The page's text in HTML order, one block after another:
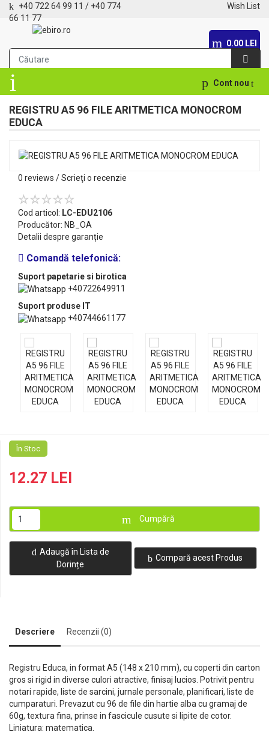
+40 722 64 99 11 / +40 774
66 11 77
Wish List
0.00 LEI
Cont nou
REGISTRU A5 96 FILE ARITMETICA MONOCROM
EDUCA
0 reviews /Scrieţi o recenzie
Cod articol: LC-EDU2106
Producător: NB_OA
Detalii despre garanție
Comandă telefonică:
Suport papetarie si birotica
+40722649911
Suport produse IT
+40744661177
În Stoc
12.27 LEI
Cumpără
Adaugă în Lista de
Dorințe
Compară acest Produs
Descriere Recenzii (0)
Registru Educa, in format A5 (148 x 210 mm), cu coperti din carton
gros si rigid in diverse culori atractive, finisaj lucios. Potrivit pentru
notari rapide, liste de sarcini, jurnale personale, planificari, liste de
cumparaturi. Prevazut cu 96 de file din hartie alba cu gramaj de
60g, textura fina, prinse in fascicule cusute si lipite de cotor.
Liniatura: matematica.